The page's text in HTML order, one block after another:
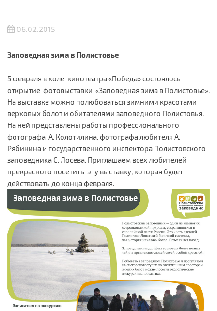
06.02.2015
Заповедная зима в Полистовье
5 февраля в холе кинотеатра «Победа» состоялось
открытие фотовыставки «Заповедная зима в Полистовье».
На выставке можно полюбоваться зимними красотами
верховых болот и обитателями заповедного Полистовья.
На ней представлены работы профессионального
фотографа А. Колотилина, фотографа любителя А.
Рябинина и государственного инспектора Полистовского
заповедника С. Лосева. Приглашаем всех любителей
прекрасного посетить эту выставку, которая будет
действовать до конца февраля.